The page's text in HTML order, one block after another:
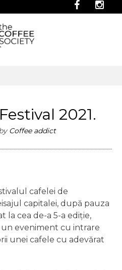
2021.
Coffee addict
cafelei de
capitalei, după pauza
la cea de-a 5-a ediție,
eveniment cu intrare
unei cafele cu adevărat